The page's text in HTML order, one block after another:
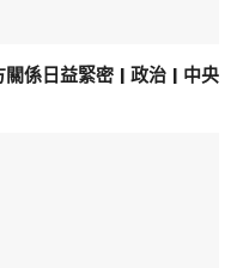
係日益緊密 | 政治 | 中央